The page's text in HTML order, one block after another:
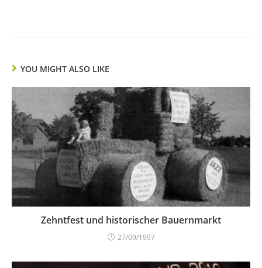
YOU MIGHT ALSO LIKE
Zehntfest und historischer Bauernmarkt
27/09/1997